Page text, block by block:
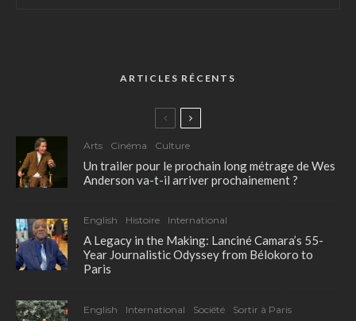
ARTICLES RÉCENTS
Arts Cinéma Culture
Un trailer pour le prochain long métrage de Wes
Anderson va-t-il arriver prochainement ?
English Histoire International
A Legacy in the Making: Lanciné Camara’s 55-
Year Journalistic Odyssey from Bélokoro to
Paris
English International Société Sortir à Paris